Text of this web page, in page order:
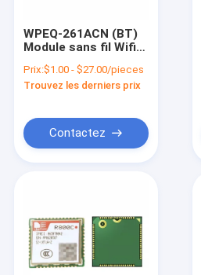
Vidéos
WPEQ-261ACN (BT)
Module sans fil Wifi
PCIE
Prix:$1.00 - $27.00/pieces
Trouvez les derniers prix
Contactez